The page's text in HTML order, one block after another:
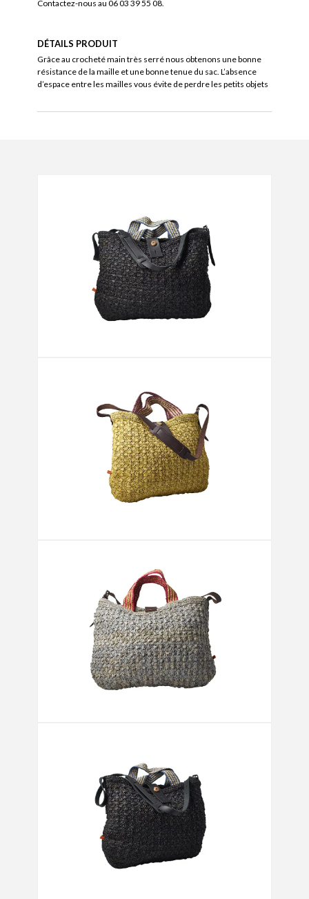
Contactez-nous au 06 03 39 55 08.
DÉTAILS PRODUIT
Grâce au crocheté main très serré nous obtenons une bonne
résistance de la maille et une bonne tenue du sac. L’absence
d’espace entre les mailles vous évite de perdre les petits objets